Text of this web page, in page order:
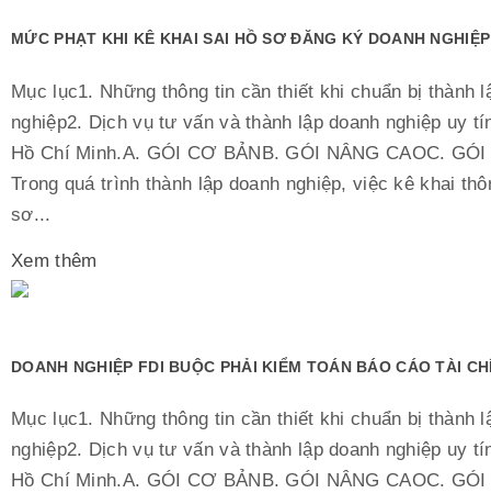
MỨC PHẠT KHI KÊ KHAI SAI HỒ SƠ ĐĂNG KÝ DOANH NGHIỆP
Mục lục1. Những thông tin cần thiết khi chuẩn bị thành
nghiệp2. Dịch vụ tư vấn và thành lập doanh nghiệp uy
Hồ Chí Minh.A. GÓI CƠ BẢNB. GÓI NÂNG CAOC.
Trong quá trình thành lập doanh nghiệp, việc kê khai
sơ...
Xem thêm
DOANH NGHIỆP FDI BUỘC PHẢI KIỂM TOÁN BÁO CÁO TÀI
Mục lục1. Những thông tin cần thiết khi chuẩn bị thành
nghiệp2. Dịch vụ tư vấn và thành lập doanh nghiệp uy
Hồ Chí Minh.A. GÓI CƠ BẢNB. GÓI NÂNG CAOC.